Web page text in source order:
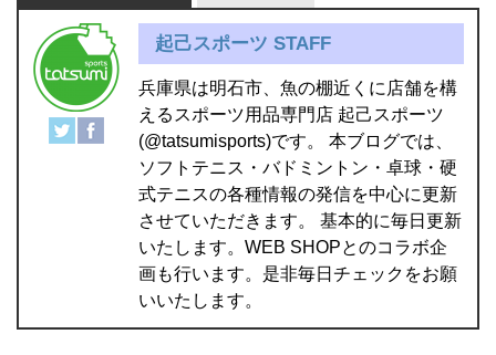
起己スポーツ STAFF
兵庫県は明石市、魚の棚近くに店舗を構
えるスポーツ用品専門店 起己スポーツ
(@tatsumisports)です。 本ブログでは、
ソフトテニス・バドミントン・卓球・硬
式テニスの各種情報の発信を中心に更新
させていただきます。 基本的に毎日更新
いたします。WEB SHOPとのコラボ企
画も行います。是非毎日チェックをお願
いいたします。